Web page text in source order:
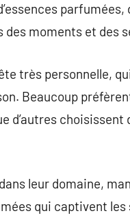
des moments et des
très personnelle,
Beaucoup
d’autres
leur domaine,
qui captivent